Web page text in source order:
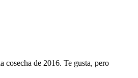
cosecha de 2016. Te gusta, pero